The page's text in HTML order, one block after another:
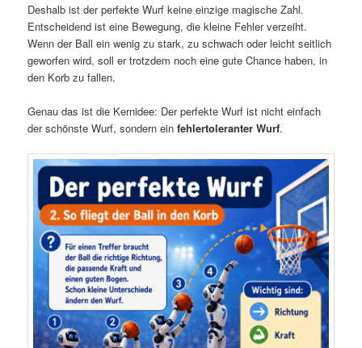
Deshalb ist der perfekte Wurf keine einzige magische Zahl.
Entscheidend ist eine Bewegung, die kleine Fehler verzeiht.
Wenn der Ball ein wenig zu stark, zu schwach oder leicht seitlich
geworfen wird, soll er trotzdem noch eine gute Chance haben, in
den Korb zu fallen.
Genau das ist die Kernidee: Der perfekte Wurf ist nicht einfach
der schönste Wurf, sondern einfehlertoleranter Wurf.